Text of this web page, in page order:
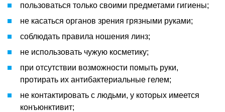
пользоваться только своими предметами гигиены;
не касаться органов зрения грязными руками;
соблюдать правила ношения линз;
не использовать чужую косметику;
при отсутствии возможности помыть руки,
протирать их антибактериальные гелем;
не контактировать с людьми, у которых имеется
конъюнктивит;